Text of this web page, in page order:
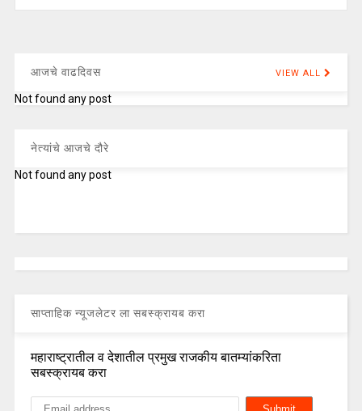
आजचे वाढदिवस VIEW ALL
Not found any post
नेत्यांचे आजचे दौरे
Not found any post
साप्ताहिक न्यूजलेटर ला सबस्क्रायब करा
महाराष्ट्रातील व देशातील प्रमुख राजकीय बातम्यांकरिता
सबस्क्रायब करा